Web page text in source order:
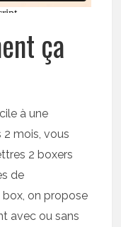
ça
à une
2 mois, vous
2 boxers
de
on propose
avec ou sans